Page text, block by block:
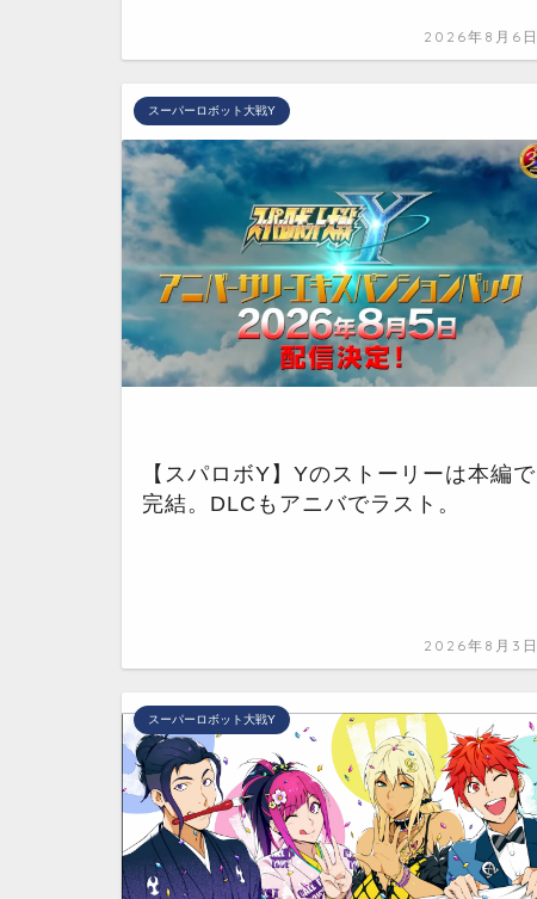
2026年8月6日
スーパーロボット大戦Y
【スパロボY】Yのストーリーは本編で
完結。DLCもアニバでラスト。
2026年8月3日
スーパーロボット大戦Y